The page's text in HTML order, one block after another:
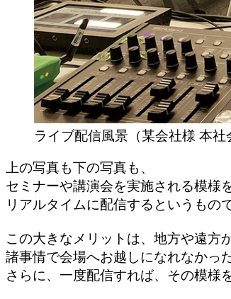
ライブ配信風景（某会社様 本社
上の写真も下の写真も、
セミナーや講演会を実施される模様
リアルタイムに配信するというもの
この大きなメリットは、地方や遠方
諸事情で会場へお越しになれなかっ
さらに、一度配信すれば、その模様